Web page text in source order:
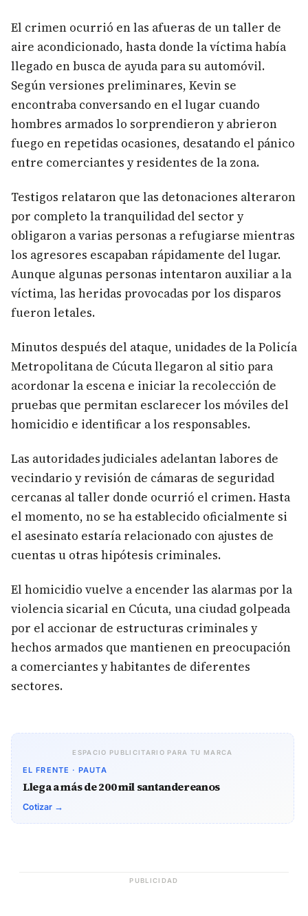
El crimen ocurrió en las afueras de un taller de
aire acondicionado, hasta donde la víctima había
llegado en busca de ayuda para su automóvil.
Según versiones preliminares, Kevin se
encontraba conversando en el lugar cuando
hombres armados lo sorprendieron y abrieron
fuego en repetidas ocasiones, desatando el pánico
entre comerciantes y residentes de la zona.
Testigos relataron que las detonaciones alteraron
por completo la tranquilidad del sector y
obligaron a varias personas a refugiarse mientras
los agresores escapaban rápidamente del lugar.
Aunque algunas personas intentaron auxiliar a la
víctima, las heridas provocadas por los disparos
fueron letales.
Minutos después del ataque, unidades de la Policía
Metropolitana de Cúcuta llegaron al sitio para
acordonar la escena e iniciar la recolección de
pruebas que permitan esclarecer los móviles del
homicidio e identificar a los responsables.
Las autoridades judiciales adelantan labores de
vecindario y revisión de cámaras de seguridad
cercanas al taller donde ocurrió el crimen. Hasta
el momento, no se ha establecido oficialmente si
el asesinato estaría relacionado con ajustes de
cuentas u otras hipótesis criminales.
El homicidio vuelve a encender las alarmas por la
violencia sicarial en Cúcuta, una ciudad golpeada
por el accionar de estructuras criminales y
hechos armados que mantienen en preocupación
a comerciantes y habitantes de diferentes
sectores.
ESPACIO PUBLICITARIO PARA TU MARCA
EL FRENTE · PAUTA
Llega a más de 200 mil santandereanos
Cotizar →
PUBLICIDAD